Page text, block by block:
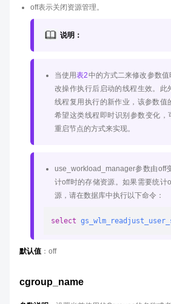
off表示关闭资源管理。
说明：
当使用表2中的方式二来修改参数
改操作执行后启动的线程生效。此
线程复用执行的新作业，该参数值
希望这类线程即时识别参数变化
重启节点的方式来实现。
use_workload_manager参数由off
计off时的存储资源。如果需要统计
源，请在数据库中执行以下命令：
select
默认值 ：off
cgroup_name